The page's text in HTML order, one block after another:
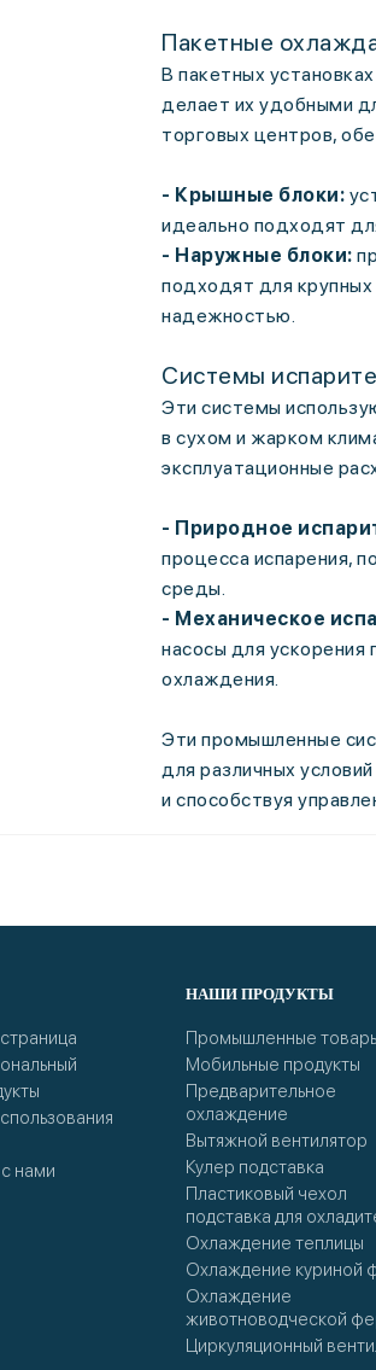
Пакетные
В пакетных
делает их удобными
торговых центров,
- Крышные блоки:
идеально подходят
- Наружные блоки:
подходят для
надежностью.
Системы
Эти системы
в сухом и жарком
эксплуатационные
- Природное
процесса испарения,
среды.
- Механическое
насосы для ускорения
охлаждения.
Эти промышленные
для различных
и способствуя
нами
НАШИ ПРОДУКТЫ
Промышленные
Мобильные продукты
Предварительное
охлаждение
Вытяжной вентилятор
Кулер подставка
Пластиковый чехол
подставка для
Охлаждение теплицы
Охлаждение куриной
Охлаждение
животноводческой
Циркуляционный